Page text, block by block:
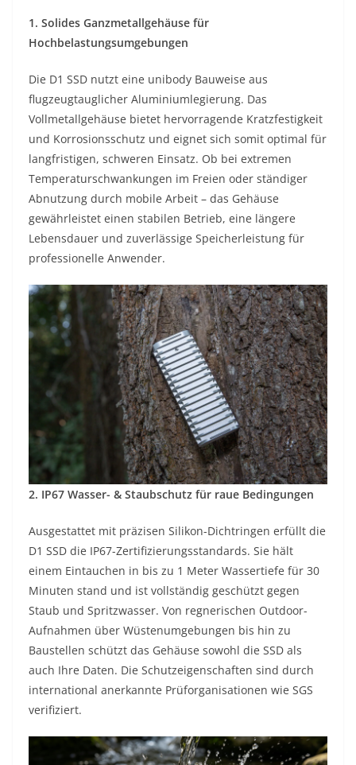
1. Solides Ganzmetallgehäuse für
Hochbelastungsumgebungen
Die D1 SSD nutzt eine unibody Bauweise aus
flugzeugtauglicher Aluminiumlegierung. Das
Vollmetallgehäuse bietet hervorragende Kratzfestigkeit
und Korrosionsschutz und eignet sich somit optimal für
langfristigen, schweren Einsatz. Ob bei extremen
Temperaturschwankungen im Freien oder ständiger
Abnutzung durch mobile Arbeit – das Gehäuse
gewährleistet einen stabilen Betrieb, eine längere
Lebensdauer und zuverlässige Speicherleistung für
professionelle Anwender.
2. IP67 Wasser- & Staubschutz für raue Bedingungen
Ausgestattet mit präzisen Silikon-Dichtringen erfüllt die
D1 SSD die IP67-Zertifizierungsstandards. Sie hält
einem Eintauchen in bis zu 1 Meter Wassertiefe für 30
Minuten stand und ist vollständig geschützt gegen
Staub und Spritzwasser. Von regnerischen Outdoor-
Aufnahmen über Wüstenumgebungen bis hin zu
Baustellen schützt das Gehäuse sowohl die SSD als
auch Ihre Daten. Die Schutzeigenschaften sind durch
international anerkannte Prüforganisationen wie SGS
verifiziert.